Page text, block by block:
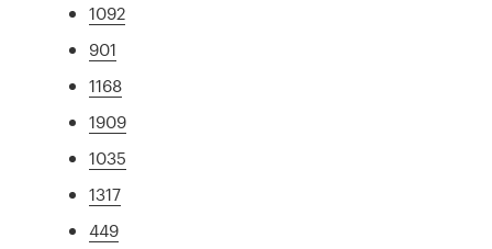
1092
901
1168
1909
1035
1317
449